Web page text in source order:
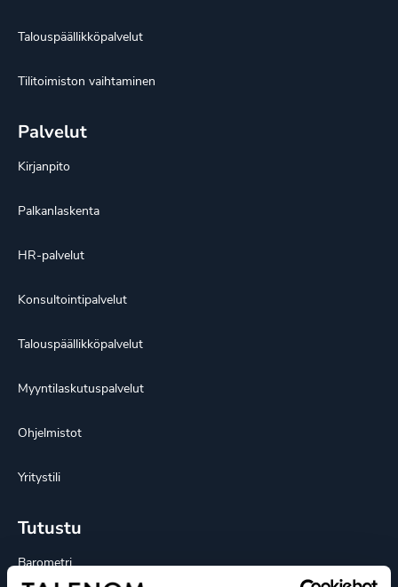
Talouspäällikköpalvelut
Tilitoimiston vaihtaminen
Palvelut
Kirjanpito
Palkanlaskenta
HR-palvelut
Konsultointipalvelut
Talouspäällikköpalvelut
Myyntilaskutuspalvelut
Ohjelmistot
Yritystili
Tutustu
Barometri